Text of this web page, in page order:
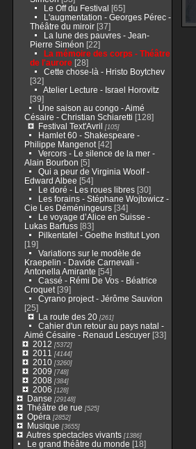
Le Off du Festival [65]
L'augmentation - Georges Pérec -
Théâtre du miroir[37]
La lune des pauvres - Jean-
Pierre Siméon [22]
La mémoire des corps - Théâtre
de l'aurore[28]
Cette chose-là - Hristo Boytchev
[32]
Atelier Lecture - Israel Horovitz
[39]
Une saison au congo - Aimé
Césaire - Christian Schiaretti [128]
Festival Text'Avril [105]
Hamlet 60 - Shakespeare -
Philippe Mangenot[42]
Vercors - Le silence de la mer -
Alain Bourbon [5]
Qui a peur de Virginia Woolf -
Edward Albee [54]
Le doré - Les roues libres[30]
Les forains - Stéphane Wojtowicz -
Cie Les Déméningeurs[34]
Le voyage d’Alice en Suisse -
Lukas Barfuss[83]
Pilkentafel - Goethe Institut Lyon
[19]
Variations sur le modèle de
Kraepelin - Davide Carnevali -
Antonella Amirante [54]
Cassé - Rémi De Vos - Béatrice
Croquet[39]
Cyrano project - Jérôme Sauvion
[25]
La route des 20[261]
Cahier d'un retour au pays natal -
Aimé Césaire - Renaud Lescuyer[33]
2012 [5372]
2011 [4144]
2010[3260]
2009 [748]
2008 [384]
2006 [128]
Danse [29148]
Théâtre de rue [525]
Opéra [2852]
Musique [3655]
Autres spectacles vivants[1386]
Le grand théâtre du monde [18]